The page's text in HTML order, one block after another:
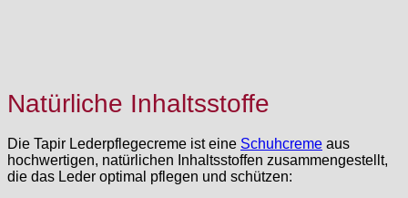
Natürliche Inhaltsstoffe
Die Tapir Lederpflegecreme ist eine Schuhcreme aus
hochwertigen, natürlichen Inhaltsstoffen zusammengestellt,
die das Leder optimal pflegen und schützen: